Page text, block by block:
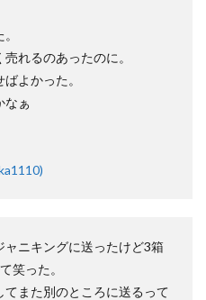
れるのあったのに。
よかった。
なぁ
ャニキングに送ったけど3箱
笑った。
てまた別のところに送るって